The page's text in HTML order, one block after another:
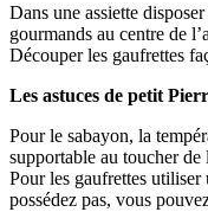
Dans une assiette
gourmands au centre de
Découper les gaufrettes
Les astuces de petit
Pour le sabayon, la
supportable au toucher de
Pour les gaufrettes
possédez pas, vous